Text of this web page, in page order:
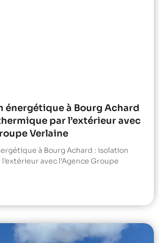
énergétique à Bourg Achard
par l’extérieur avec
Verlaine
à Bourg Achard : isolation
avec l’Agence Groupe